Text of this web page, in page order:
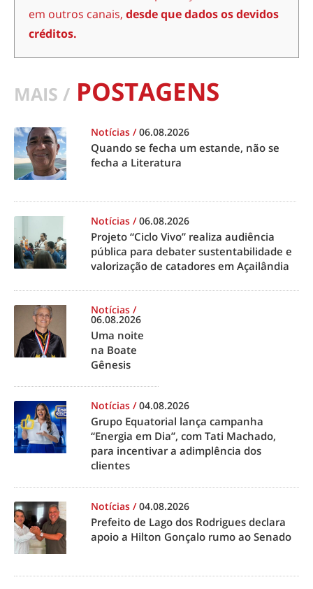
em outros canais, desde que dados os devidos
créditos.
MAIS / POSTAGENS
Notícias /06.08.2026
Quando se fecha um estande, não se
fecha a Literatura
Notícias /06.08.2026
Projeto “Ciclo Vivo” realiza audiência
pública para debater sustentabilidade e
valorização de catadores em Açailândia
Notícias /
06.08.2026
Uma noite
na Boate
Gênesis
Notícias /04.08.2026
Grupo Equatorial lança campanha
“Energia em Dia”, com Tati Machado,
para incentivar a adimplência dos
clientes
Notícias /04.08.2026
Prefeito de Lago dos Rodrigues declara
apoio a Hilton Gonçalo rumo ao Senado